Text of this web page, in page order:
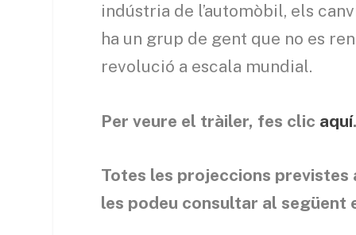
indústria de l’automòbil, els
ha un grup de gent que no es
revolució a escala mundial.
Per veure el tràiler, fes clic aquí.
Totes les projeccions previstes
les podeu consultar al següent